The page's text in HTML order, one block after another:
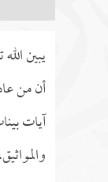
يبين
أن من
آيات